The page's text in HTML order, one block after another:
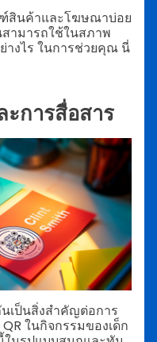
สินค้าและโฆษณาบ่อย
สามารถใช้ในสภาพ
างไร ในการช่วยคุณ นี่
การสื่อสาร
เป็นสิ่งสำคัญต่อการ
ในกิจกรรมของเด็ก